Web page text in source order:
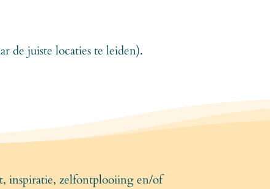
de juiste locaties te leiden).
inspiratie, zelfontplooiing en/of